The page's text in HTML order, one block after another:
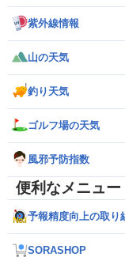
紫外線情報
山の天気
釣り天気
ゴルフ場の天気
風邪予防指数
便利なメニュー
予報精度向上の取り
SORASHOP